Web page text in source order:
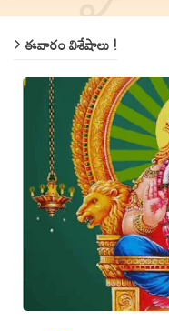
ఈవారం విశేషాలు !